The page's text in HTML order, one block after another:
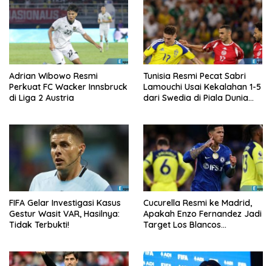
Adrian Wibowo Resmi
Perkuat FC Wacker Innsbruck
di Liga 2 Austria
Tunisia Resmi Pecat Sabri
Lamouchi Usai Kekalahan 1-5
dari Swedia di Piala Dunia
FIFA Gelar Investigasi Kasus
Gestur Wasit VAR, Hasilnya:
Tidak Terbukti!
Cucurella Resmi ke Madrid,
Apakah Enzo Fernandez Jadi
Target Los Blancos